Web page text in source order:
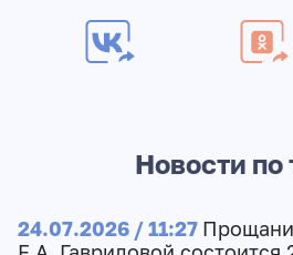
Новости по
24.07.2026 / 11:27